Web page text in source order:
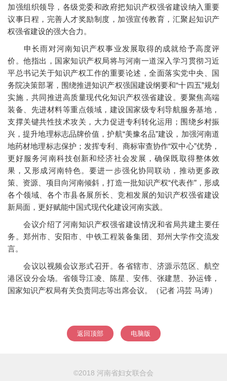
加强组织领导，各级党委和政府把知识产权强省建设纳入重要
议事日程，完善人才奖励制度，加强宣传教育，汇聚起知识产
权强省建设的强大合力。
申长雨对河南知识产权事业发展取得的成就给予高度评
价。他指出，国家知识产权局将与河南一道深入学习贯彻习近
平总书记关于知识产权工作的重要论述，全面落实党中央、国
务院决策部署，围绕推进知识产权强国建设纲要和“十四五”规划
实施，共同推进高质量现代化知识产权强省建设。要聚焦高端
装备、先进材料等重点领域，建设国家级专利导航服务基地，
支撑关键共性技术攻关，大力促进专利转化运用；围绕乡村振
兴，提升地理标志品牌价值，护航“美豫名品”建设，加强河南道
地药材地理标志保护；发挥专利、商标审查协作“双中心”优势，
更好服务河南科技创新和经济社会发展，确保既取得整体效
果，又形成河南特色。要进一步强化协同联动，推动更多政
策、资源、项目向河南倾斜，打造一批知识产权“代表作”，形成
各个领域、各个市县各展所长、竞相发展的知识产权强省建设
新局面，更好赋能中国式现代化建设河南实践。
会议介绍了河南知识产权强省建设情况和省局共建主要任
务。郑州市、安阳市、中铁工程装备集团、郑州大学作交流发
言。
会议以视频会议形式召开。各省辖市、济源示范区、航空
港区设分会场。省领导江凌、陈星、安伟、张建慧、孙运锋，
国家知识产权局有关负责同志等出席会议。（记者 冯芸 马涛）
返回顶部 电脑版
©2018 河南省妇女联合会